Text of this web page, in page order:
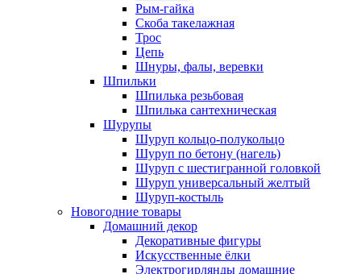
Рым-гайка
Скоба такелажная
Трос
Цепь
Шнуры, фалы, веревки
Шпильки
Шпилька резьбовая
Шпилька сантехническая
Шурупы
Шуруп кольцо-полукольцо
Шуруп по бетону (нагель)
Шуруп с шестигранной головкой
Шуруп универсальный желтый
Шуруп-костыль
Новогодние товары
Домашний декор
Декоративные фигуры
Искусственные ёлки
Электрогирлянды домашние